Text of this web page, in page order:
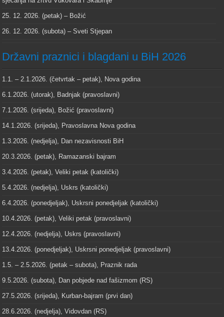
25. 12. 2026. (petak) – Božić
26. 12. 2026. (subota) – Sveti Stjepan
Državni praznici i blagdani u BiH 2026
1.1. – 2.1.2026. (četvrtak – petak), Nova godina
6.1.2026. (utorak), Badnjak (pravoslavni)
7.1.2026. (srijeda), Božić (pravoslavni)
14.1.2026. (srijeda), Pravoslavna Nova godina
1.3.2026. (nedjelja), Dan nezavisnosti BiH
20.3.2026. (petak), Ramazanski bajram
3.4.2026. (petak), Veliki petak (katolički)
5.4.2026. (nedjelja), Uskrs (katolički)
6.4.2026. (ponedjeljak), Uskrsni ponedjeljak (katolički)
10.4.2026. (petak), Veliki petak (pravoslavni)
12.4.2026. (nedjelja), Uskrs (pravoslavni)
13.4.2026. (ponedjeljak), Uskrsni ponedjeljak (pravoslavni)
1.5. – 2.5.2026. (petak – subota), Praznik rada
9.5.2026. (subota), Dan pobjede nad fašizmom (RS)
27.5.2026. (srijeda), Kurban-bajram (prvi dan)
28.6.2026. (nedjelja), Vidovdan (RS)